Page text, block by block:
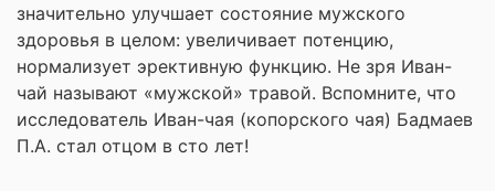
значительно улучшает состояние мужского
здоровья в целом: увеличивает потенцию,
нормализует эрективную функцию. Не зря Иван-
чай называют «мужской» травой. Вспомните, что
исследователь Иван-чая (копорского чая) Бадмаев
П.А. стал отцом в сто лет!